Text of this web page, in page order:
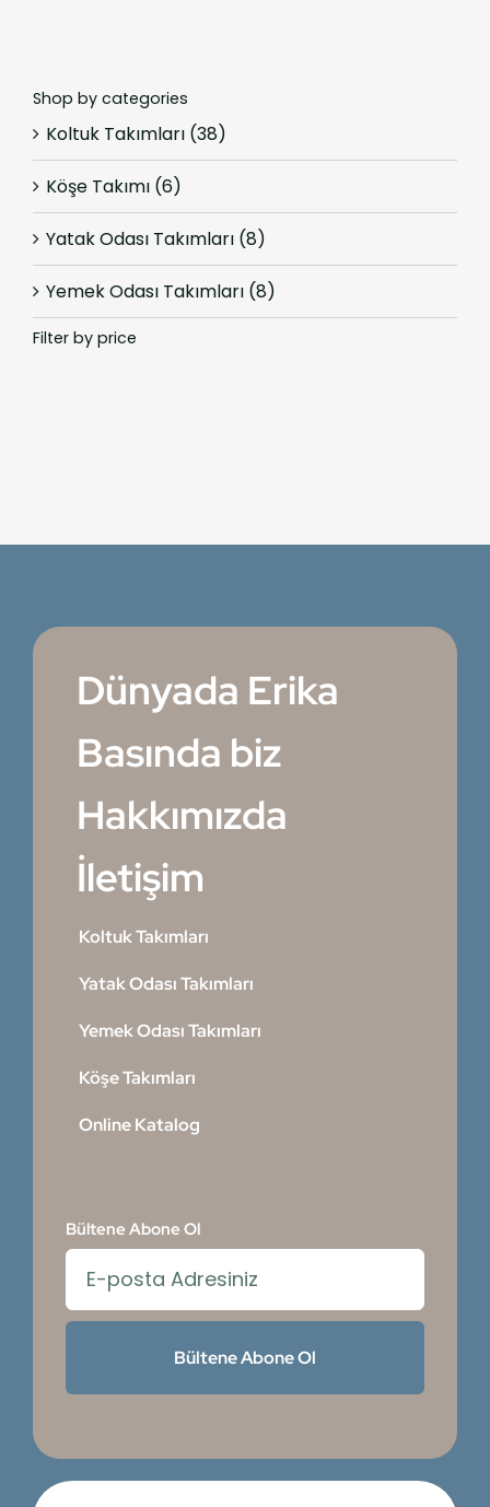
Shop by categories
Koltuk Takımları (38)
Köşe Takımı (6)
Yatak Odası Takımları (8)
Yemek Odası Takımları (8)
Filter by price
Dünyada Erika
Basında biz
Hakkımızda
İletişim
Koltuk Takımları
Yatak Odası Takımları
Yemek Odası Takımları
Köşe Takımları
Online Katalog
Bültene Abone Ol
Bültene Abone Ol